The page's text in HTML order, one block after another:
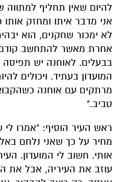
להיום שאין תחליף למתווה
אני מדבר איתו ומחזק
לא ימכור שחקנים, הוא
אחרת מאשר להתחשב קודם
בבעלים. לאוחנה יש תפיסה
המועדון בעתיד. ויכולים
מרתקים עם אוחנה
טביב."
ראש העיר הוסיף: "אמרו לי
מחיר על כך שאני נלחם
אותי. חשוב לי המועדון.
עוזב את העיריה, אבל את